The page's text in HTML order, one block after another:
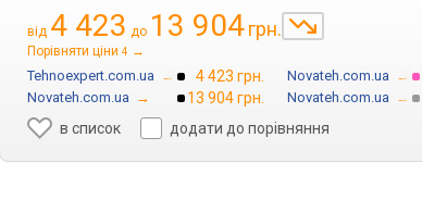
від 4 423 до 13 904грн.
Порівняти ціни 4 →
Tehnoexpert.com.ua → 4 423 грн. Novateh.com.ua →
Novateh.com.ua → 13 904 грн. Novateh.com.ua →
в список
додати до порівняння